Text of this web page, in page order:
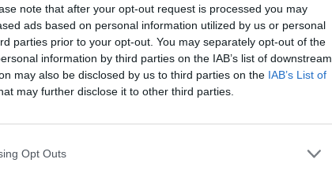
note that after your opt-out request is processed you may
ads based on personal information utilized by us or personal
parties prior to your opt-out. You may separately opt-out of the
information by third parties on the IAB’s list of downstream
may also be disclosed by us to third parties on the IAB’s List of
may further disclose it to other third parties.
Opt Outs